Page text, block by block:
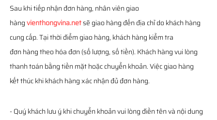
Sau khi tiếp nhận đơn hàng, nhân viên giao
hàngvienthongvina.netsẽ giao hàng đến địa chỉ do khách hàng
cung cấp. Tại thời điểm giao hàng, khách hàng kiểm tra
đơn hàng theo hóa đơn (số lượng, số tiền). Khách hàng vui lòng
thanh toán bằng tiền mặt hoặc chuyển khoản. Việc giao hàng
kết thúc khi khách hàng xác nhận đủ đơn hàng.
- Quý khách lưu ý khi chuyển khoản vui lòng điền tên và nội dung